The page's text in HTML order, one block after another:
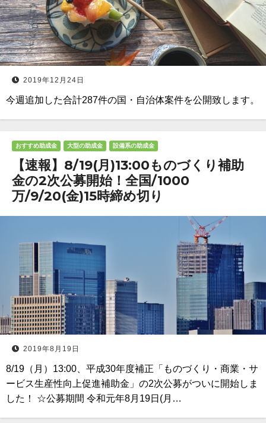
2019年12月24日
今週追加した合計287件の国・自治体案件を公開致します。
おすすめ助成金 大型の助成金 設備系の助成金
【速報】8/19(月)13:00ものづくり補助
金の2次公募開始！全国/1000
万/9/20(金)15時締め切り
2019年8月19日
8/19（月）13:00、平成30年度補正「ものづくり・商業・サ
ービス生産性向上促進補助金」の2次公募がついに開始しま
した！ ☆公募期間 令和元年8月19日(月…